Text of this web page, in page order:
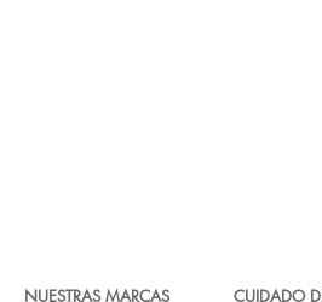
NUESTRAS MARCAS CUIDADO